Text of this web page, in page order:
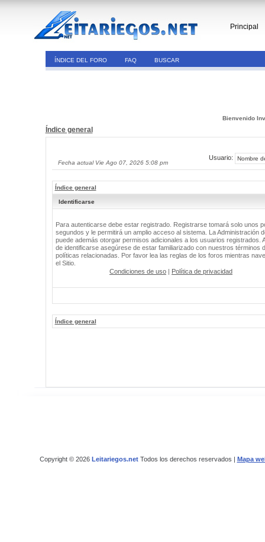
Principal
ÍNDICE DEL FORO FAQ BUSCAR
Bienvenido
Índice general
Fecha actual Vie Ago 07, 2026 5:08 pm
Usuario:
Índice general
Identificarse
Para autenticarse debe estar registrado. Registrarse tomará solo unos
segundos y le permitirá un amplio acceso al sistema. La Administración
puede además otorgar permisos adicionales a los usuarios registrados.
de identificarse asegúrese de estar familiarizado con nuestros términos
políticas relacionadas. Por favor lea las reglas de los foros mientras
el Sitio.
Condiciones de uso | Política de privacidad
Índice general
Copyright © 2026 Leitariegos.netTodos los derechos reservados | Mapa